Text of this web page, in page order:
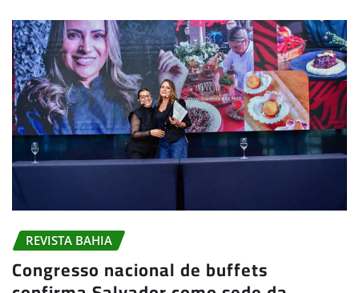
REVISTA BAHIA
Congresso nacional de buffets